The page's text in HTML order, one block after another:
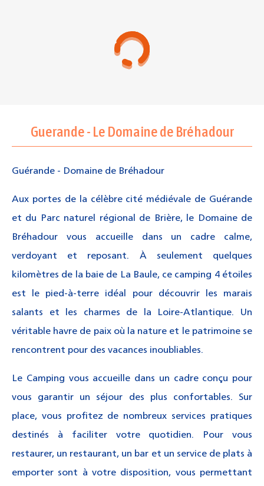
Guerande - Le Domaine de Bréhadour
Guérande - Domaine de Bréhadour
Aux portes de la célèbre cité médiévale de Guérande
et du Parc naturel régional de Brière, le Domaine de
Bréhadour vous accueille dans un cadre calme,
verdoyant et reposant. À seulement quelques
kilomètres de la baie de La Baule, ce camping 4 étoiles
est le pied-à-terre idéal pour découvrir les marais
salants et les charmes de la Loire-Atlantique. Un
véritable havre de paix où la nature et le patrimoine se
rencontrent pour des vacances inoubliables.
Le Camping vous accueille dans un cadre conçu pour
vous garantir un séjour des plus confortables. Sur
place, vous profitez de nombreux services pratiques
destinés à faciliter votre quotidien. Pour vous
restaurer, un restaurant, un bar et un service de plats à
emporter sont à votre disposition, vous permettant